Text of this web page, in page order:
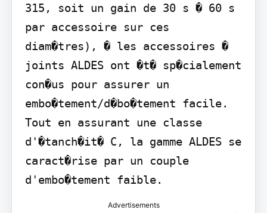
315, soit un gain de 30 s � 60 s
par accessoire sur ces
diam�tres), � les accessoires �
joints ALDES ont �t� sp�cialement
con�us pour assurer un
embo�tement/d�bo�tement facile.
Tout en assurant une classe
d'�tanch�it� C, la gamme ALDES se
caract�rise par un couple
d'embo�tement faible.
Advertisements